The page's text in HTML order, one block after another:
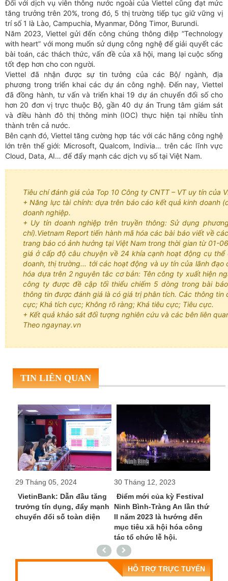
Đối với dịch vụ viễn thông nước ngoài của Viettel cũng đạt mức
tăng trưởng trên 20%, trong đó, 5 thị trường tiếp tục giữ vững vị
trí số 1 là Lào, Campuchia, Myanmar, Đông Timor, Burundi.
Năm 2023, Viettel gửi đến công chúng thông điệp “Technology
with heart” với mong muốn sử dụng công nghệ để giải quyết các
bài toán, các thách thức, vấn đề của xã hội, mang lại cuộc sống
tốt đẹp hơn cho con người.
Viettel đã nhận được sự tin tưởng của các Bộ/ ngành, địa
phương trong triển khai các dự án công nghệ. Đến nay, Viettel
đã đồng hành, tư vấn và triển khai 19 dự án chuyển đổi số cho
hơn 20 đơn vị trực thuộc Bộ, gần 40 dự án Trung tâm giám sát
và điều hành đô thị thông minh (IOC) thực hiện tại nhiều tỉnh
thành trên cả nước.
Bên cạnh đó, Viettel tăng cường hợp tác với các hãng công nghệ
lớn trên thế giới: Microsoft, Qualcom, Indivia… trên các lĩnh vực
Cloud, Data, AI… để đẩy mạnh các dịch vụ số tại Việt Nam.
Tiêu chí đánh giá của Top 10 Công ty CNTT – VT uy tín của
+ Năng lực tài chính: dựa trên báo cáo kết quả kinh doanh
doanh nghiệp.
+ Uy tín doanh nghiệp trên truyền thông: Sử dụng
chí).Vietnam Report tiến hành mã hóa các bài báo viết về
trang báo có ảnh hưởng tại Việt Nam trong thời gian từ 01-
giá ở cấp độ câu chuyện về 24 khía cạnh hoạt động cụ
doanh, thị trường... tới các hoạt động và uy tín của lãnh
hóa dựa trên 2 nguyên tắc cơ bản: Tên công ty xuất hiện
công ty được đề cập tối thiểu chiếm 5 dòng trong bài
thông tin được đánh giá là có giá trị phân tích. Các thông
cực; Khá tích cực; Không rõ ràng; Khá tiêu cực; Tiêu cực.
+ Kết quả khảo sát đối tượng nghiên cứu và các bên liên
Theo ngaynay.vn
TIN LIÊN QUAN
29 Tháng 05, 2024
VietinBank: Dẫn đầu tăng
trưởng tín dụng, đẩy mạnh
chuyển đổi số toàn diện
30 Tháng 12, 2023
Điểm mới của kỳ Festival
Ninh Bình-Tràng An lần thứ
II năm 2023 là hướng đến
mục tiêu xã hội hóa công
tác tổ chức lễ hội.
HỖ TRỢ TRỰC TUYẾN